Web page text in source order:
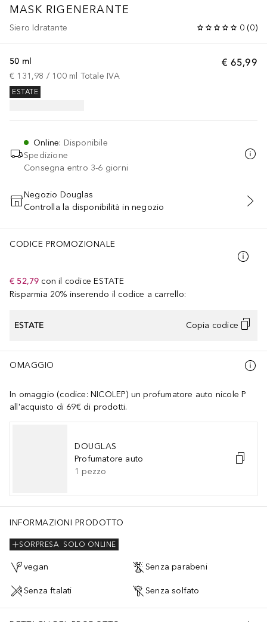
MASK RIGENERANTE
Siero Idratante 0 (0)
€ 65,99
50 ml
€ 131,98 / 100 ml Totale IVA
ESTATE
Online: Disponibile
Spedizione
Consegna entro 3-6 giorni
AGGIUNGI AL CARRELLO
Negozio Douglas
Controlla la disponibilità in negozio
CODICE PROMOZIONALE
€ 52,79 con il codice ESTATE
Risparmia 20% inserendo il codice a carrello:
ESTATE Copia codice
OMAGGIO
In omaggio (codice: NICOLEP) un profumatore auto nicole P
all'acquisto di 69€ di prodotti.
DOUGLAS
Profumatore auto
1 pezzo
INFORMAZIONI PRODOTTO
SOLO ONLINE
SORPRESA
vegan Senza parabeni
Senza ftalati Senza solfato